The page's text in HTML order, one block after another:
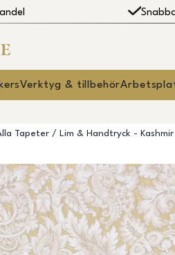
Verktyg & tillbehör
Tapeter Lim & Handtryck -